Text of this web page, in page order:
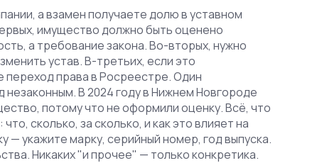
а взамен получаете долю в уставном
имущество должно быть оценено
а требование закона. Во-вторых, нужно
устав. В-третьих, если это
права в Росреестре. Один
В 2024 году в Нижнем Новгороде
потому что не оформили оценку. Всё, что
сколько, за сколько, и как это влияет на
— укажите марку, серийный номер, год выпуска.
Никаких "и прочее" — только конкретика.